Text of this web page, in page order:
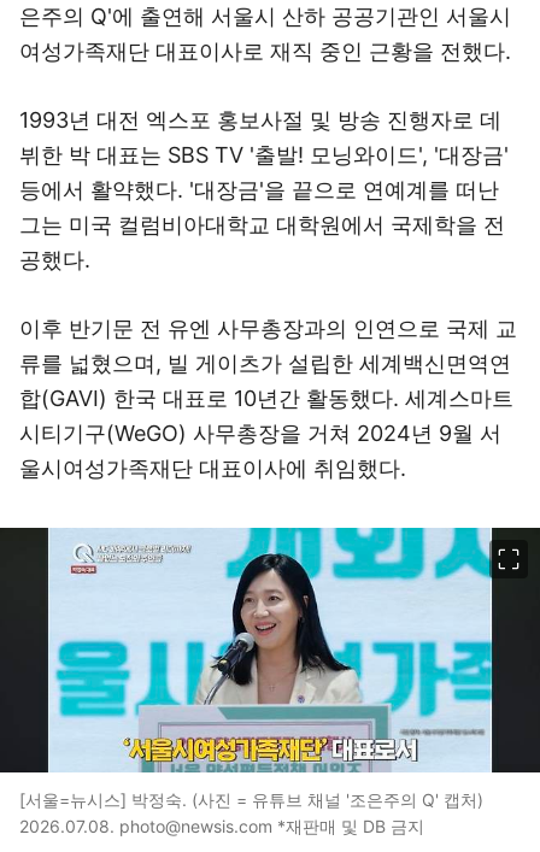
은주의 Q'에 출연해 서울시 산하 공공기관인 서울시
여성가족재단 대표이사로 재직 중인 근황을 전했다.
1993년 대전 엑스포 홍보사절 및 방송 진행자로 데
뷔한 박 대표는 SBS TV '출발! 모닝와이드', '대장금'
등에서 활약했다. '대장금'을 끝으로 연예계를 떠난
그는 미국 컬럼비아대학교 대학원에서 국제학을 전
공했다.
이후 반기문 전 유엔 사무총장과의 인연으로 국제 교
류를 넓혔으며, 빌 게이츠가 설립한 세계백신면역연
합(GAVI) 한국 대표로 10년간 활동했다. 세계스마트
시티기구(WeGO) 사무총장을 거쳐 2024년 9월 서
울시여성가족재단 대표이사에 취임했다.
[서울=뉴시스] 박정숙. (사진 = 유튜브 채널 '조은주의 Q' 캡처)
2026.07.08. photo@newsis.com *재판매 및 DB 금지